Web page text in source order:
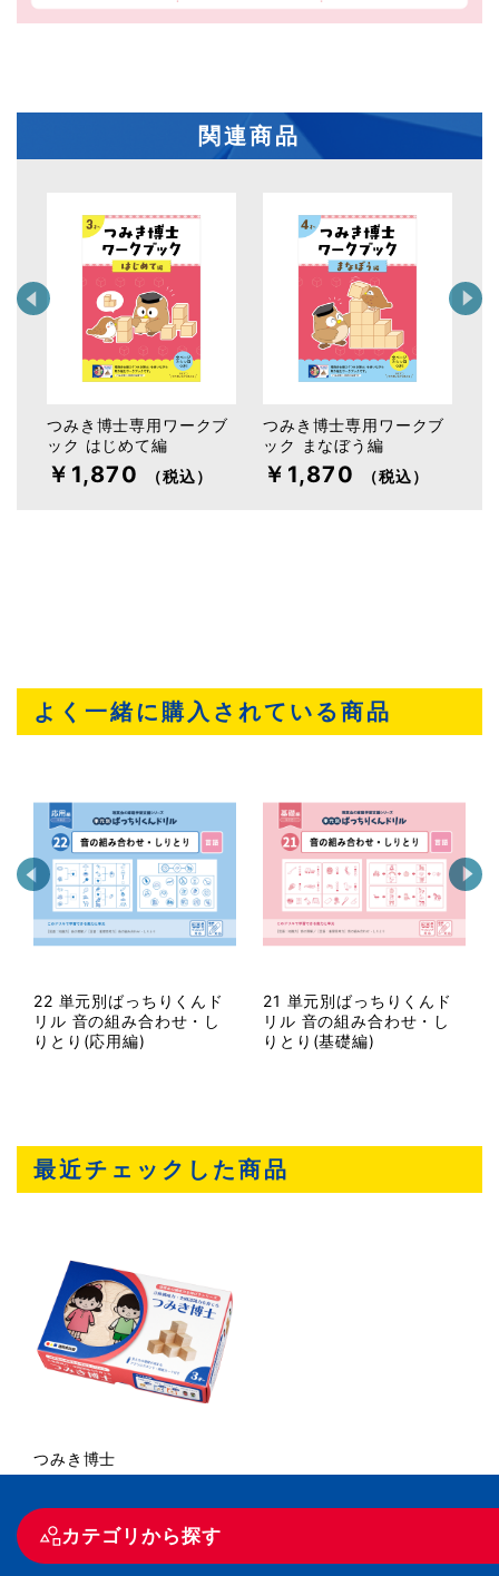
カテゴリから探す
関連商品
つみき博士専用ワークブ
ック はじめて編
￥1,870 （税込）
つみき博士専用ワークブ
ック まなぼう編
￥1,870 （税込）
よく一緒に購入されている商品
22 単元別ばっちりくんド
リル 音の組み合わせ・し
りとり(応用編)
21 単元別ばっちりくんド
リル 音の組み合わせ・し
りとり(基礎編)
最近チェックした商品
つみき博士